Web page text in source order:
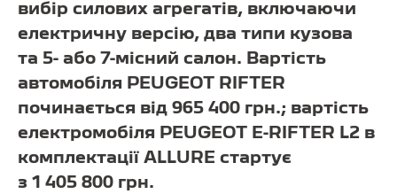
вибір силових агрегатів, включаючи
електричну версію, два типи кузова
та 5- або 7-місний салон. Вартість
автомобіля PEUGEOT RIFTER
починається від 965 400 грн.; вартість
електромобіля PEUGEOT E-RIFTER L2 в
комплектації ALLURE стартує
з 1 405 800 грн.